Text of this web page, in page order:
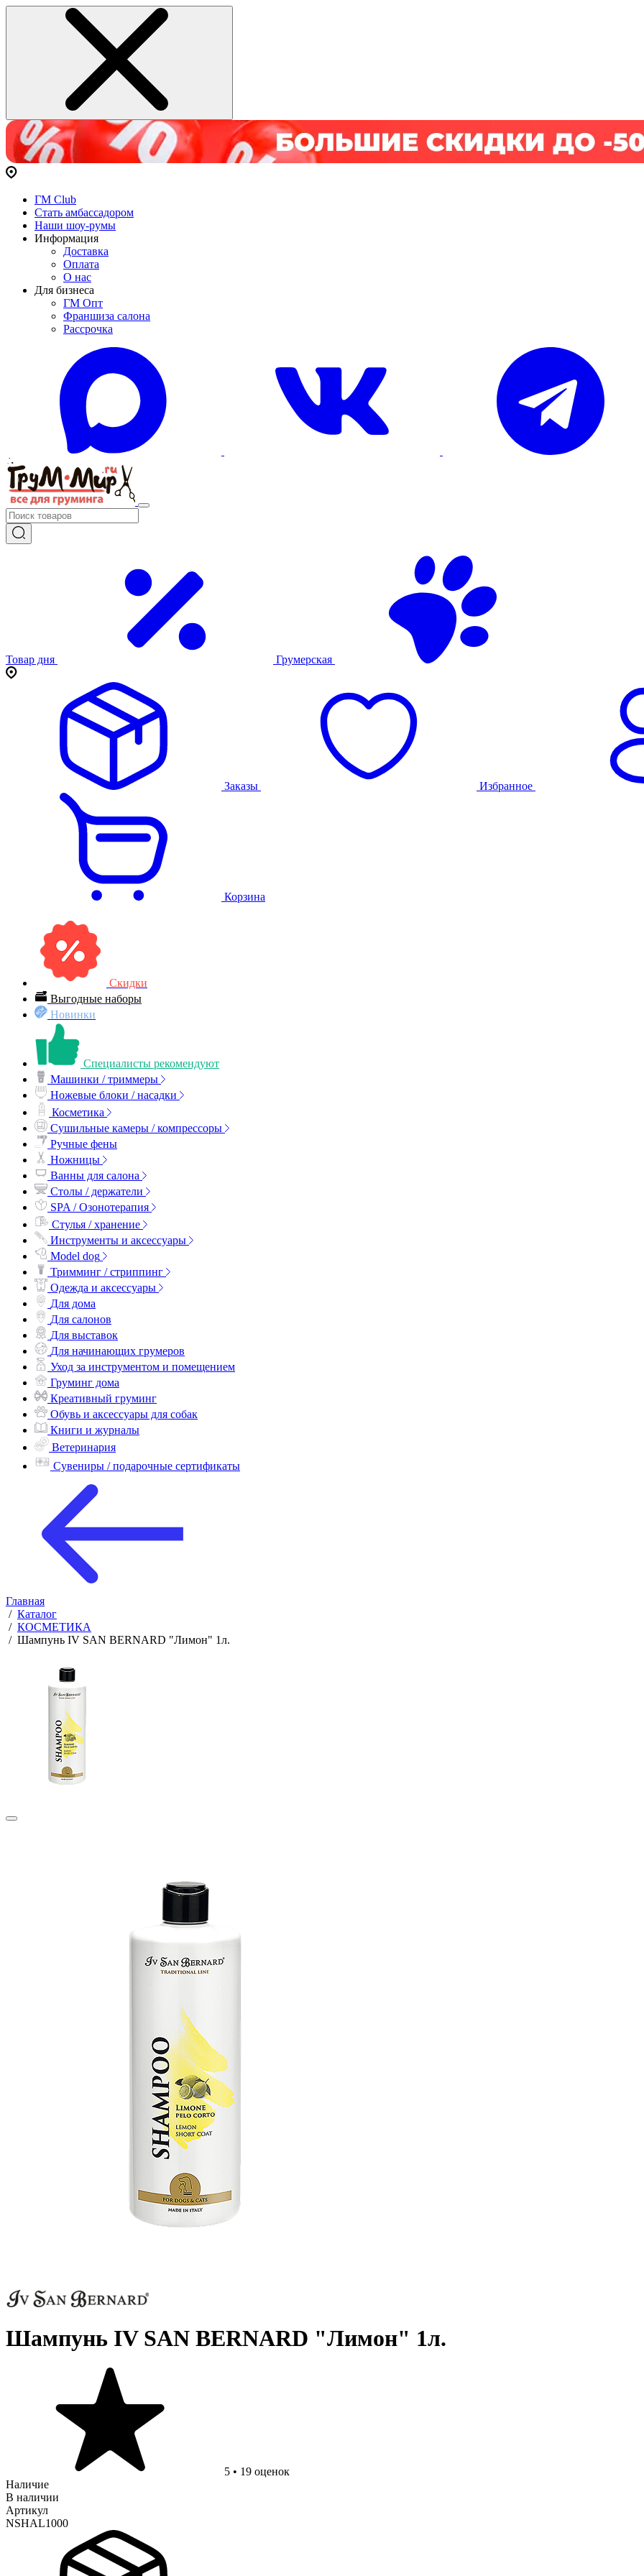
ГМ Club
Стать амбассадором
Наши шоу-румы
Информация
Доставка
Оплата
О нас
Для бизнеса
ГМ Опт
Франшиза салона
Рассрочка
+7 (985) 056-03-39
Товар дня
Скидки
Выгодные наборы
Новинки
Специалисты рекомендуют
Машинки / триммеры
Ножевые блоки / насадки
Косметика
Сушильные камеры / компрессоры
Ручные фены
Ножницы
Ванны для салона
Столы / держатели
SPA / Озонотерапия
Стулья / хранение
Инструменты и аксессуары
Model dog
Тримминг / стриппинг
Одежда и аксессуары
Для дома
Для салонов
Для выставок
Для начинающих грумеров
Уход за инструментом и помещением
Груминг дома
Креативный груминг
Обувь и аксессуары для собак
Книги и журналы
Ветеринария
Главная
/ Каталог
/ КОСМЕТИКА
Шампунь IV SAN BERNARD "Лимон" 1л.
Наличие
В наличии
Артикул